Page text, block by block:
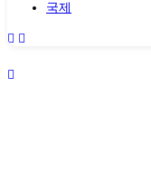
국제